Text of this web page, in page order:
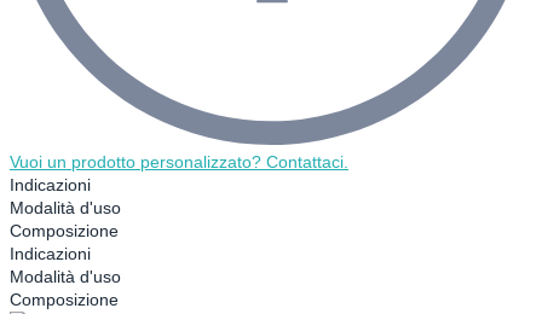
Vuoi un prodotto personalizzato? Contattaci.
Indicazioni
Modalità d'uso
Composizione
Indicazioni
Modalità d'uso
Composizione